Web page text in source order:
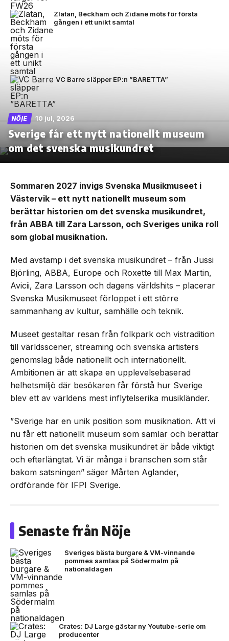
Zlatan, Beckham och Zidane möts för första
gången i ett unikt samtal
VC Barre släpper EP:n ”BARETTA”
NÖJE 10 jul, 2026
Sverige får ett nytt nationellt museum
om det svenska musikundret
Sommaren 2027 invigs Svenska Musikmuseet i
Västervik – ett nytt nationellt museum som
berättar historien om det svenska musikundret,
från ABBA till Zara Larsson, och Sveriges unika roll
som global musiknation.
Med avstamp i det svenska musikundret – från Jussi
Björling, ABBA, Europe och Roxette till Max Martin,
Avicii, Zara Larsson och dagens världshits – placerar
Svenska Musikmuseet förloppet i ett större
sammanhang av kultur, samhälle och teknik.
Museet gestaltar resan från folkpark och vistradition
till världsscener, streaming och svenska artisters
genomslag både nationellt och internationellt.
Ambitionen är att skapa en upplevelsebaserad
helhetsmiljö där besökaren får förstå hur Sverige
blev ett av världens mest inflytelserika musikländer.
”Sverige har en unik position som musiknation. Att vi
nu får ett nationellt museum som samlar och berättar
historien om det svenska musikundret är både viktigt
och efterlängtat. Vi är många i branschen som står
bakom satsningen” säger Mårten Aglander,
ordförande för IFPI Sverige.
Senaste från Nöje
Sveriges bästa burgare & VM-vinnande
pommes samlas på Södermalm på
nationaldagen
Crates: DJ Large gästar ny Youtube-serie om
producenter